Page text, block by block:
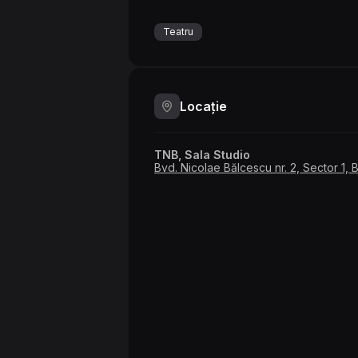
Teatru
Locație
TNB, Sala Studio
Bvd. Nicolae Bălcescu nr. 2, Sector 1,